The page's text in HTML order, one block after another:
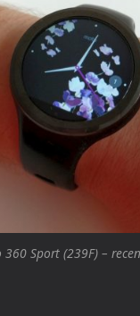
Sport (239F) –